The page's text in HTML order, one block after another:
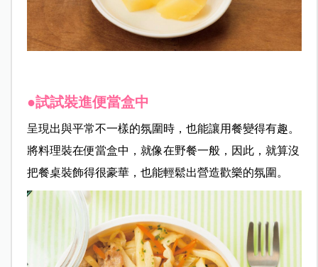
●試試裝進便當盒中
呈現出與平常不一樣的氛圍時，也能讓用餐變得有趣。
將料理裝在便當盒中，就像在野餐一般，因此，就算沒
把餐桌裝飾得很豪華，也能輕鬆出營造歡樂的氛圍。